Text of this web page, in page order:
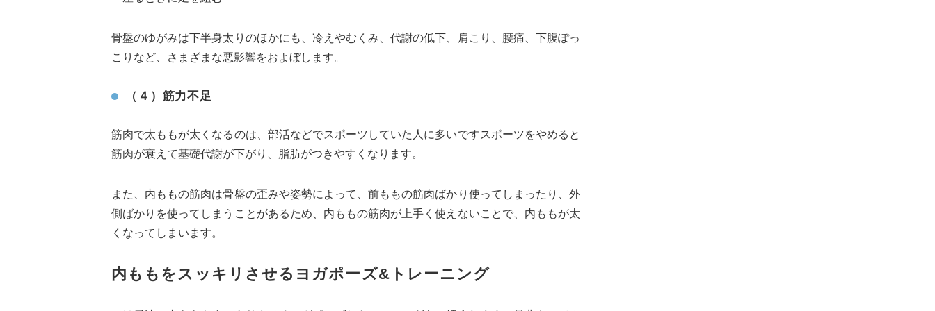
骨盤のゆがみは下半身太りのほかにも、冷えやむくみ、代謝の低下、肩こり、腰痛、下腹ぽっ
こりなど、さまざまな悪影響をおよぼします。
（４）筋力不足
筋肉で太ももが太くなるのは、部活などでスポーツしていた人に多いですスポーツをやめると
筋肉が衰えて基礎代謝が下がり、脂肪がつきやすくなります。
また、内ももの筋肉は骨盤の歪みや姿勢によって、前ももの筋肉ばかり使ってしまったり、外
側ばかりを使ってしまうことがあるため、内ももの筋肉が上手く使えないことで、内ももが太
くなってしまいます。
内ももをスッキリさせるヨガポーズ&トレーニング